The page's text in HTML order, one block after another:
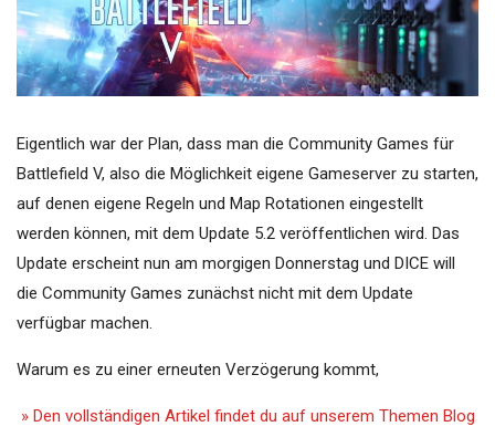
Eigentlich war der Plan, dass man die Community Games für
Battlefield V, also die Möglichkeit eigene Gameserver zu starten,
auf denen eigene Regeln und Map Rotationen eingestellt
werden können, mit dem Update 5.2 veröffentlichen wird. Das
Update erscheint nun am morgigen Donnerstag und DICE will
die Community Games zunächst nicht mit dem Update
verfügbar machen.
Warum es zu einer erneuten Verzögerung kommt,
» Den vollständigen Artikel findet du auf unserem Themen Blog